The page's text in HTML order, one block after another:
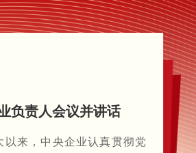
负责人会议并讲话
来，中央企业认真贯彻党